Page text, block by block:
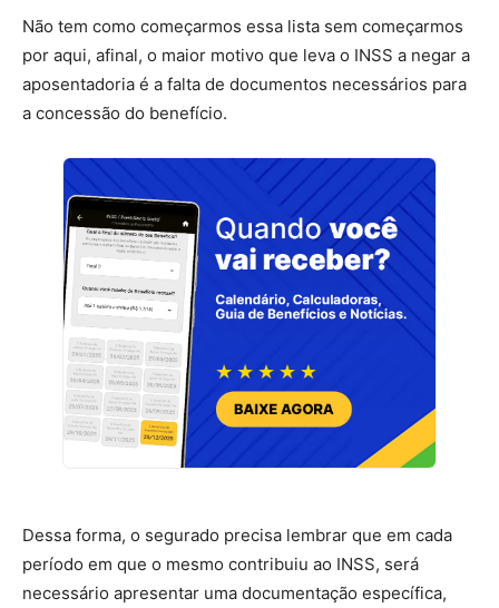
Não tem como começarmos essa lista sem começarmos
por aqui, afinal, o maior motivo que leva o INSS a negar a
aposentadoria é a falta de documentos necessários para
a concessão do benefício.
Dessa forma, o segurado precisa lembrar que em cada
período em que o mesmo contribuiu ao INSS, será
necessário apresentar uma documentação específica,